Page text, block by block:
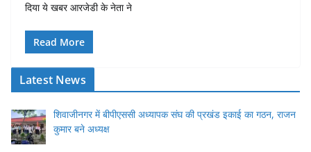
दिया ये खबर आरजेडी के नेता ने
Read More
Latest News
शिवाजीनगर में बीपीएससी अध्यापक संघ की प्रखंड इकाई का गठन, राजन
कुमार बने अध्यक्ष